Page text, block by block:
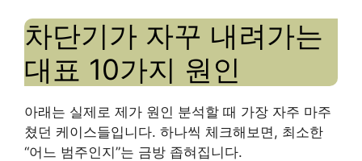
차단기가 자꾸 내려가는
대표 10가지 원인
아래는 실제로 제가 원인 분석할 때 가장 자주 마주
쳤던 케이스들입니다. 하나씩 체크해보면, 최소한
“어느 범주인지”는 금방 좁혀집니다.